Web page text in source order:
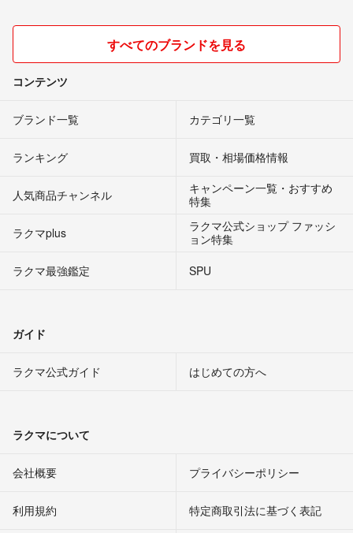
すべてのブランドを見る
コンテンツ
ブランド一覧 カテゴリ一覧
ランキング 買取・相場価格情報
人気商品チャンネル
キャンペーン一覧・おすすめ
特集
ラクマplus
ラクマ公式ショップ ファッシ
ョン特集
ラクマ最強鑑定
SPU
ガイド
ラクマ公式ガイド はじめての方へ
ラクマについて
会社概要 プライバシーポリシー
利用規約 特定商取引法に基づく表記